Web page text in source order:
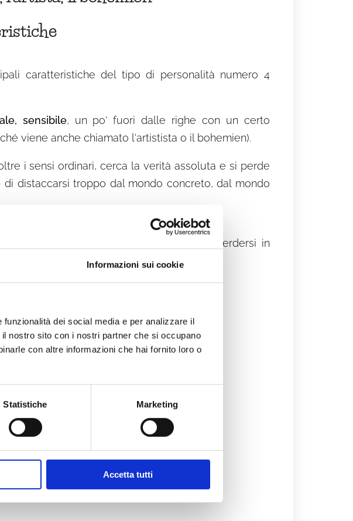
Informazioni sui cookie
dei social media e per analizzare il
nostro sito con i nostri partner che si occupano
con altre informazioni che hai fornito loro o
Statistiche Marketing
Accetta tutti
caratteristiche del tipo di personalità numero 4
sensibile, un po' fuori dalle righe con un certo
viene anche chiamato l'artistista o il bohemien).
i sensi ordinari, cerca la verità assoluta e si perde
di distaccarsi troppo dal mondo concreto, dal mondo
- il fare viene spesso rimandato per perdersi in
difficoltà a portare avanti obiettivi.
nostalgia di un eden perduto, qualcosa che
è una caratteristica tipica del 4, che diventa
sofferenza. È una melanconia artistica,
4 nasce dal profondo mondo interiore e
il romantico o il romantico tragico per
e situazioni, di profondità ed empatia
: vive picchi emotivi altissimi di